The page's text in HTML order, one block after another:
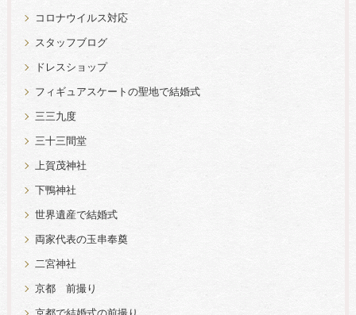
コロナウイルス対応
スタッフブログ
ドレスショップ
フィギュアスケートの聖地で結婚式
三三九度
三十三間堂
上賀茂神社
下鴨神社
世界遺産で結婚式
両家代表の玉串奉奠
二宮神社
京都 前撮り